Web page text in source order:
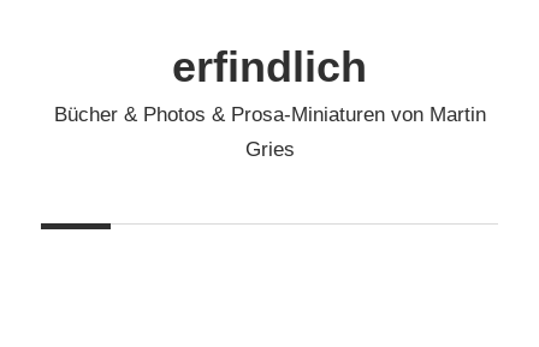
erfindlich
Bücher & Photos & Prosa-Miniaturen von Martin
Gries